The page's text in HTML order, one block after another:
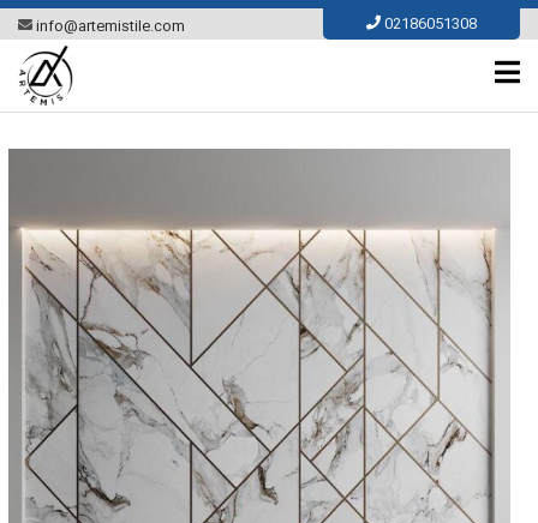
Skip
to
content
info@artemistile.com 02186051308